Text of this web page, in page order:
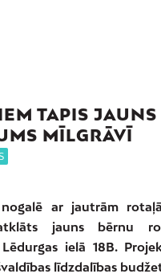
TAPIS JAUNS
MĪLGRĀVĪ
nogalē ar jautrām
jauns bērnu
ielā 18B.
līdzdalības